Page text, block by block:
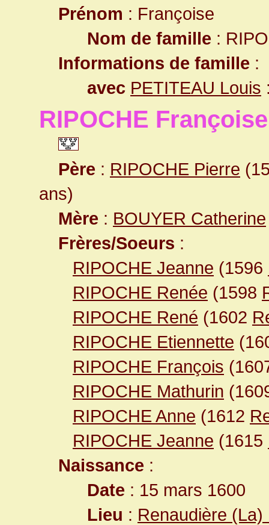
Prénom : Françoise
Nom de famille :
Informations de famille :
avec PETITEAU Louis
RIPOCHE Françoise
Père : RIPOCHE Pierre
ans)
Mère : BOUYER Catherine
Frères/Soeurs :
RIPOCHE Jeanne (1596
RIPOCHE Renée (1598
RIPOCHE René (1602
RIPOCHE Etiennette
RIPOCHE François
RIPOCHE Mathurin
RIPOCHE Anne (1612
RIPOCHE Jeanne (1615
Naissance :
Date : 15 mars 1600
Lieu : Renaudière